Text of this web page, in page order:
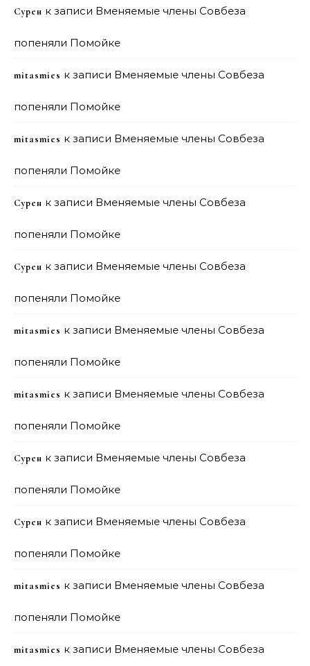
Сурен к записи Вменяемые члены Совбеза
попеняли Помойке
mitasmies к записи Вменяемые члены Совбеза
попеняли Помойке
mitasmies к записи Вменяемые члены Совбеза
попеняли Помойке
Сурен к записи Вменяемые члены Совбеза
попеняли Помойке
Сурен к записи Вменяемые члены Совбеза
попеняли Помойке
mitasmies к записи Вменяемые члены Совбеза
попеняли Помойке
mitasmies к записи Вменяемые члены Совбеза
попеняли Помойке
Сурен к записи Вменяемые члены Совбеза
попеняли Помойке
Сурен к записи Вменяемые члены Совбеза
попеняли Помойке
mitasmies к записи Вменяемые члены Совбеза
попеняли Помойке
mitasmies к записи Вменяемые члены Совбеза